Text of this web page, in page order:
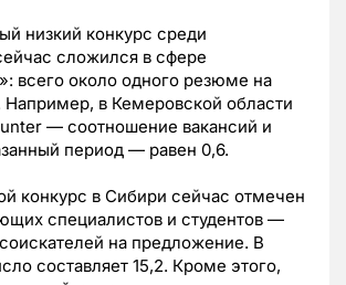
низкий конкурс среди
сложился в сфере
всего около одного резюме на
в Кемеровской области
— соотношение вакансий и
период — равен 0,6.
конкурс в Сибири сейчас отмечен
специалистов и студентов —
на предложение. В
составляет 15,2. Кроме этого,